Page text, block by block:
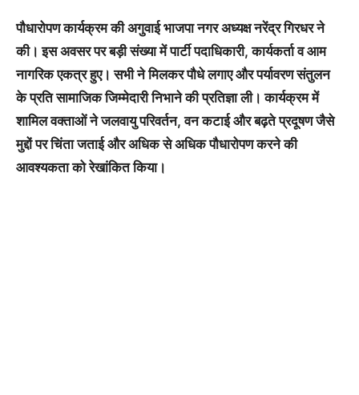
पौधारोपण कार्यक्रम की अगुवाई भाजपा नगर अध्यक्ष नरेंद्र गिरधर ने
की। इस अवसर पर बड़ी संख्या में पार्टी पदाधिकारी, कार्यकर्ता व आम
नागरिक एकत्र हुए। सभी ने मिलकर पौधे लगाए और पर्यावरण संतुलन
के प्रति सामाजिक जिम्मेदारी निभाने की प्रतिज्ञा ली। कार्यक्रम में
शामिल वक्ताओं ने जलवायु परिवर्तन, वन कटाई और बढ़ते प्रदूषण जैसे
मुद्दों पर चिंता जताई और अधिक से अधिक पौधारोपण करने की
आवश्यकता को रेखांकित किया।